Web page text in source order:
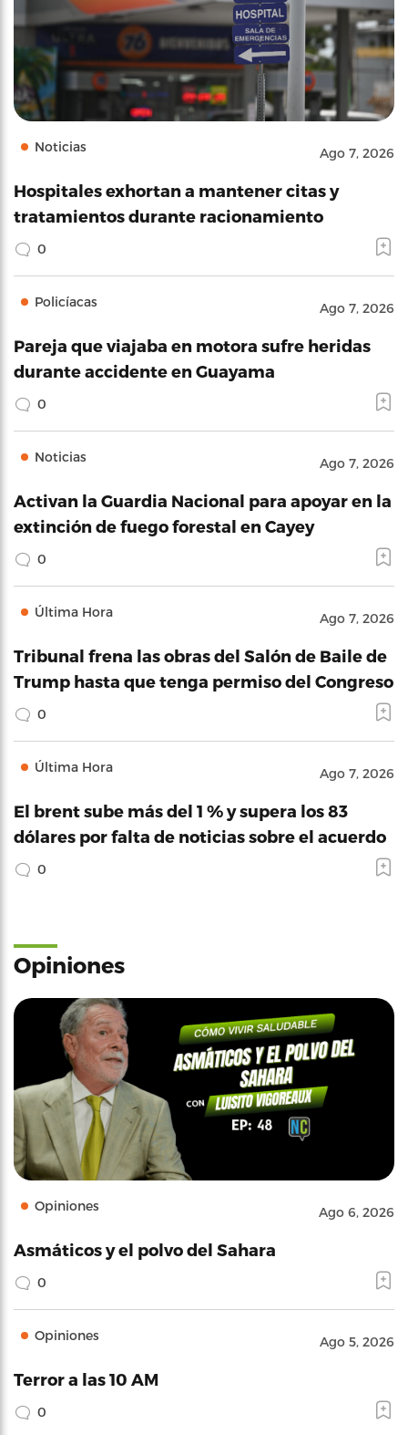
Noticias Ago 7, 2026
Hospitales exhortan a mantener citas y
tratamientos durante racionamiento
0
Policíacas Ago 7, 2026
Pareja que viajaba en motora sufre heridas
durante accidente en Guayama
0
Noticias Ago 7, 2026
Activan la Guardia Nacional para apoyar en la
extinción de fuego forestal en Cayey
0
Última Hora Ago 7, 2026
Tribunal frena las obras del Salón de Baile de
Trump hasta que tenga permiso del Congreso
0
Última Hora Ago 7, 2026
El brent sube más del 1 % y supera los 83
dólares por falta de noticias sobre el acuerdo
0
Opiniones
Opiniones Ago 6, 2026
Asmáticos y el polvo del Sahara
0
Opiniones Ago 5, 2026
Terror a las 10 AM
0